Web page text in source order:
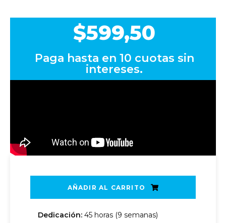
$599,50
Paga hasta en 10 cuotas sin
intereses.
AÑADIR AL CARRITO
Dedicación: 45 horas (9 semanas)